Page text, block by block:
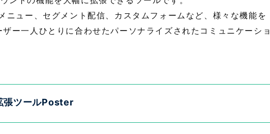
ニュー、セグメント配信、カスタムフォームなど、様々な機能を
ー一人ひとりに合わせたパーソナライズされたコミュニケーショ
張ツールPoster